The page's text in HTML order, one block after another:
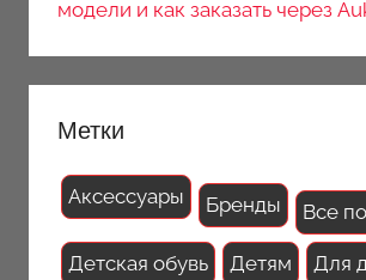
модели и как заказать через
Метки
Аксессуары Бренды Все
Детская обувь Детям Для